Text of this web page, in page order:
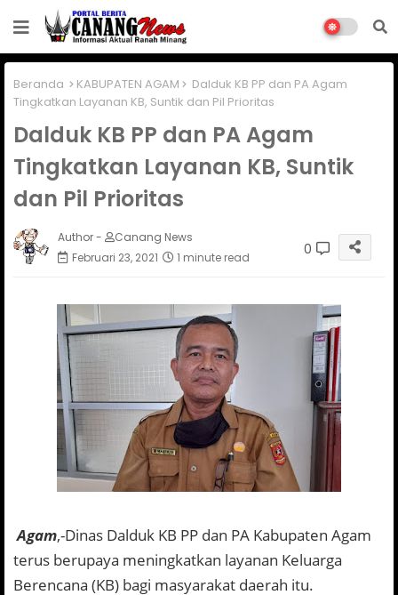
Beranda KABUPATEN AGAM
Dalduk KB PP dan PA Agam
Tingkatkan Layanan KB, Suntik dan Pil Prioritas
Dalduk KB PP dan PA Agam
Tingkatkan Layanan KB, Suntik
dan Pil Prioritas
Author -
Canang News
Februari 23, 2021
1 minute read 0
Agam,-Dinas Dalduk KB PP dan PA Kabupaten Agam
terus berupaya meningkatkan layanan Keluarga
Berencana (KB) bagi masyarakat daerah itu.